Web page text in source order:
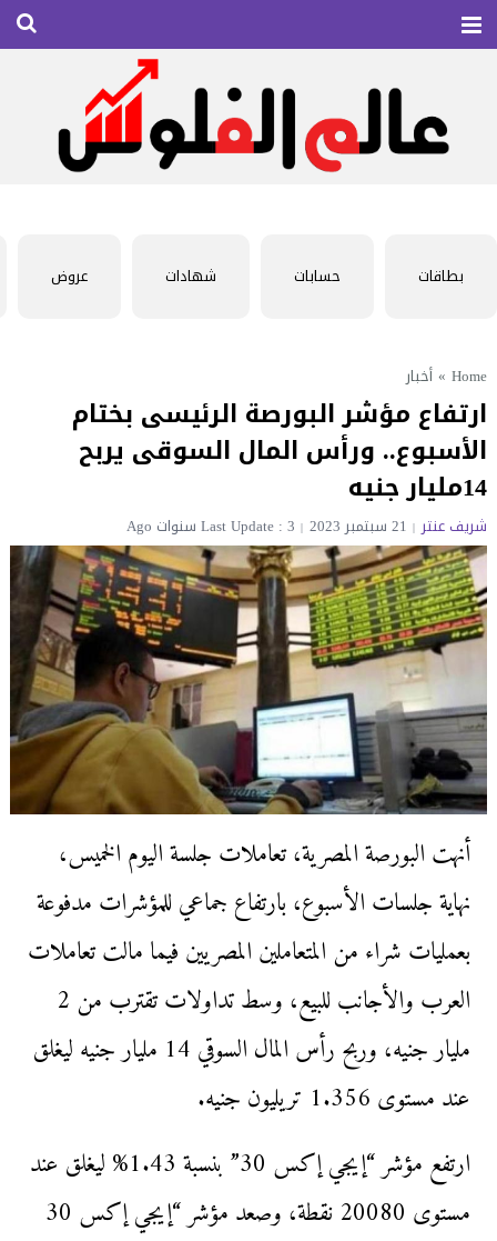
بطاقات حسابات شهادات عروض
Home
» أخبار
ارتفاع مؤشر البورصة الرئيسى بختام
الأسبوع.. ورأس المال السوقى يربح
14مليار جنيه
شريف عنتر 21 سبتمبر 2023 Last Update : 3 سنوات Ago
أنهت البورصة المصرية، تعاملات جلسة اليوم الخميس،
نهاية جلسات الأسبوع، بارتفاع جماعي للمؤشرات مدفوعة
بعمليات شراء من المتعاملين المصريين فيما مالت تعاملات
العرب والأجانب للبيع، وسط تداولات تقترب من 2
مليار جنيه، وربح رأس المال السوقي 14 مليار جنيه ليغلق
عند مستوى 1.356 تريليون جنيه.
ارتفع مؤشر “إيجي إكس 30” بنسبة 1.43% ليغلق عند
مستوى 20080 نقطة، وصعد مؤشر “إيجي إكس 30